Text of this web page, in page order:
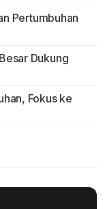
Pertumbuhan
Dukung
Fokus ke